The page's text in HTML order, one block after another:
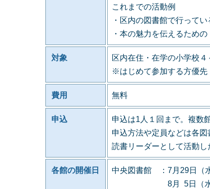
これまでの活動例
・区内の図書館で行って
・本の魅力を伝えるため
対象
区内在住・在学の小学校４
※はじめて参加する方優先
費用 無料
申込
申込は1人１回まで。複数
申込方法や定員などは各図
読書リーダーとして活動し
各館の開催日
中央図書館 ：7月29日（
8月 5日（水） 定